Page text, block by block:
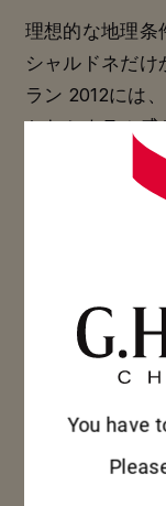
理想的な地理条
シャルドネだけ
ラン 2012には
かなミネラル感
系の香りを感じ
メゾン マムの
ルドネとピノ
るRSRV 4.5は
ントで複雑な
香りが立ちの
蜜、ヌガー、
生き生きとし
You have